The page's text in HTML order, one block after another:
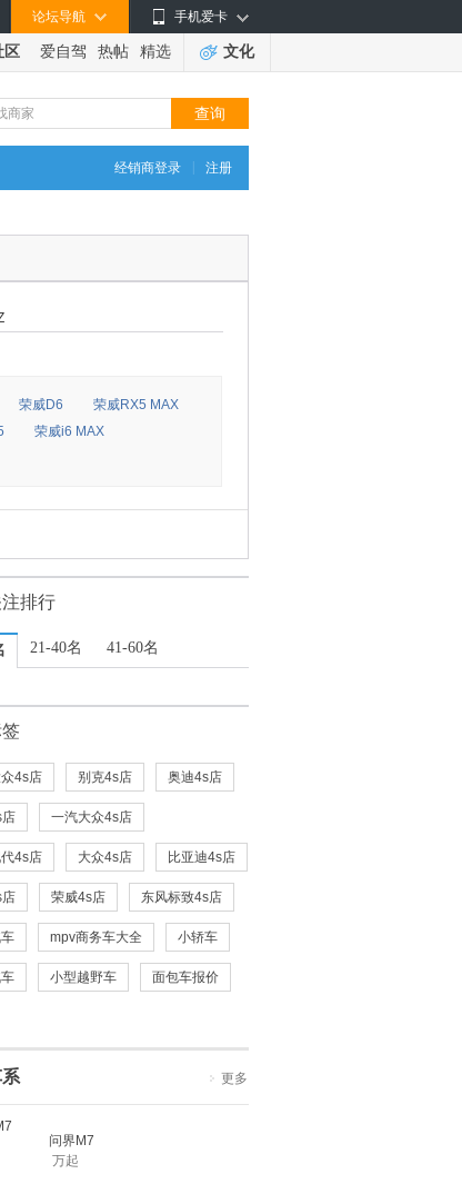
手机爱卡
论坛导航
区 爱自驾 热帖 精选 文化
经销商登录 注册
荣威D6
荣威RX5 MAX
荣威i6 MAX
排行
21-40名 41-60名
4s店 别克4s店 奥迪4s店
一汽大众4s店
4s店 大众4s店 比亚迪4s店
荣威4s店 东风标致4s店
mpv商务车大全 小轿车
小型越野车 面包车报价
更多
问界M7
万起